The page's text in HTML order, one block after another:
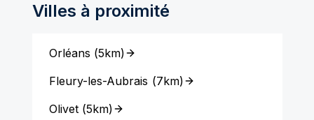
Villes à proximité
Orléans (5km)
Fleury-les-Aubrais (7km)
Olivet(5km)